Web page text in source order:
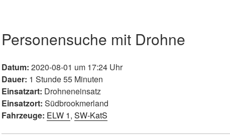
Personensuche mit Drohne
Datum: 2020-08-01 um 17:24 Uhr
Dauer: 1 Stunde 55 Minuten
Einsatzart: Drohneneinsatz
Einsatzort: Südbrookmerland
Fahrzeuge: ELW 1, SW-KatS